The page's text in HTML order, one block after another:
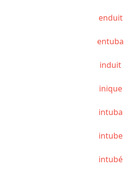
enduit
entuba
induit
inique
intuba
intube
intubé